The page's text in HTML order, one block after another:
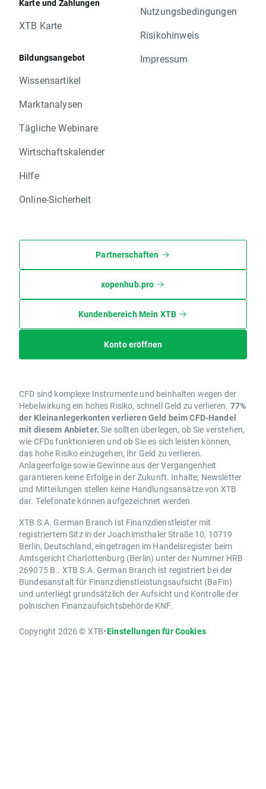
Karte und Zahlungen
XTB Karte
Bildungsangebot
Wissensartikel
Marktanalysen
Tägliche Webinare
Wirtschaftskalender
Hilfe
Online-Sicherheit
Nutzungsbedingungen
Risikohinweis
Impressum
Partnerschaften
xopenhub.pro
Kundenbereich Mein XTB
Konto eröffnen
CFD sind komplexe Instrumente und beinhalten wegen der
Hebelwirkung ein hohes Risiko, schnell Geld zu verlieren. 77%
der Kleinanlegerkonten verlieren Geld beim CFD-Handel
mit diesem Anbieter. Sie sollten überlegen, ob Sie verstehen,
wie CFDs funktionieren und ob Sie es sich leisten können,
das hohe Risiko einzugehen, Ihr Geld zu verlieren.
Anlageerfolge sowie Gewinne aus der Vergangenheit
garantieren keine Erfolge in der Zukunft. Inhalte, Newsletter
und Mitteilungen stellen keine Handlungsansätze von XTB
dar. Telefonate können aufgezeichnet werden.
XTB S.A. German Branch ist Finanzdienstleister mit
registriertem Sitz in der Joachimsthaler Straße 10, 10719
Berlin, Deutschland, eingetragen im Handelsregister beim
Amtsgericht Charlottenburg (Berlin) unter der Nummer HRB
269075 B.. XTB S.A. German Branch ist registriert bei der
Bundesanstalt für Finanzdienstleistungsaufsicht (BaFin)
und unterliegt grundsätzlich der Aufsicht und Kontrolle der
polnischen Finanzaufsichtsbehörde KNF.
Copyright 2026 © XTB•Einstellungen für Cookies